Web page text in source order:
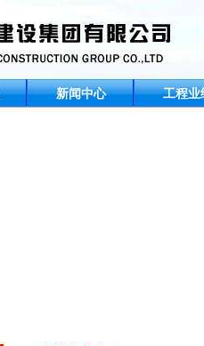
新闻中心 工程业